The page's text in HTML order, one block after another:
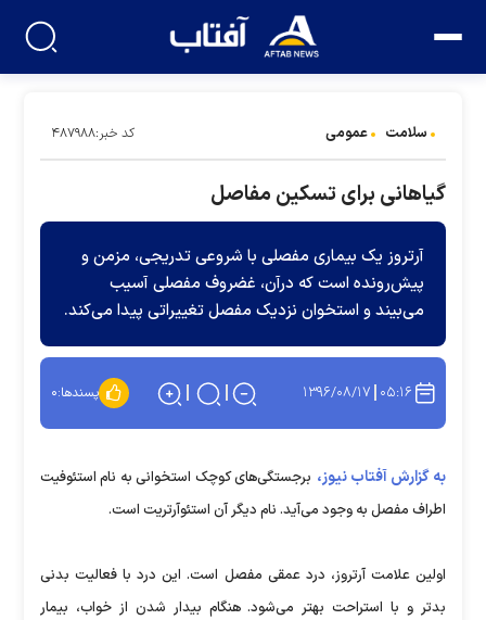
سلامت عمومی کد خبر:۴۸۷۹۸۸
گیاهانی برای تسکین مفاصل
آرتروز یک بیماری مفصلی با شروعی تدریجی، مزمن و
پیش‌رونده است که درآن، غضروف مفصلی آسیب
می‌بیند و استخوان نزدیک مفصل تغییراتی پیدا می‌کند.
۰۵:۱۶ ۱۳۹۶/۰۸/۱۷ پسندها:۰
به گزارش آفتاب نیوز، برجستگی‌های کوچک استخوانی به نام استئوفیت
اطراف مفصل به وجود می‌آید. نام دیگر آن استئوآرتریت است.
اولین علامت آرتروز، درد عمقی مفصل است. این درد با فعالیت بدنی
بدتر و با استراحت بهتر می‌شود. هنگام بیدار شدن از خواب، بیمار